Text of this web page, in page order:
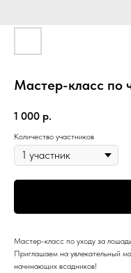
Мастер-класс по
1 000 р.
Количество участников
Мастер-класс по уходу за
Приглашаем на увлекательный
начинающих всадников!